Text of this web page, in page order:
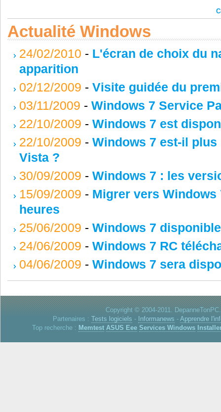
Actualité Windows
24/02/2010 - L'écran de choix du
apparition
02/12/2009 - Visite guidée du
03/11/2009 - Windows 7 Service
22/10/2009 - Windows 7 est
22/10/2009 - Windows 7 est-il
Vista ?
30/09/2009 - Windows 7 : les
15/09/2009 - Migrer vers Windows
heures
25/06/2009 - Windows 7
24/06/2009 - Windows 7 RC
04/06/2009 - Windows 7 sera
Copyright © 2004-2011.
Partenaires : Tests logiciels - Informanews - Apprendre
Top recherche : Memtest ASUS Eee Services Windows